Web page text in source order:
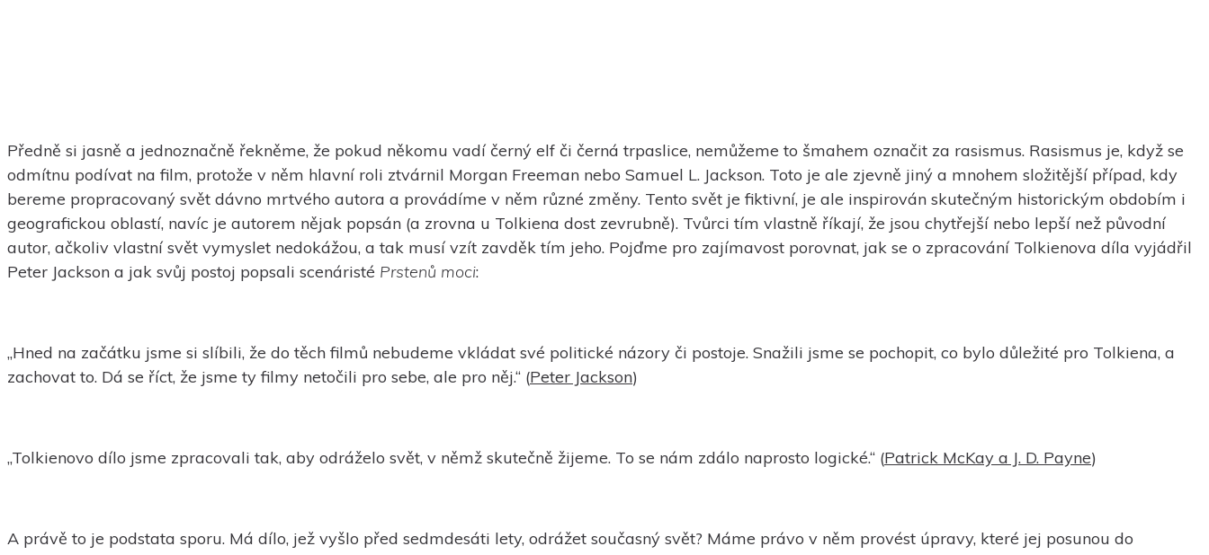
Předně si jasně a jednoznačně řekněme, že pokud někomu vadí černý elf či černá trpaslice, nemůžeme to šmahem označit za rasismus. Rasismus je, když se
odmítnu podívat na film, protože v něm hlavní roli ztvárnil Morgan Freeman nebo Samuel L. Jackson. Toto je ale zjevně jiný a mnohem složitější případ, kdy
bereme propracovaný svět dávno mrtvého autora a provádíme v něm různé změny. Tento svět je fiktivní, je ale inspirován skutečným historickým obdobím i
geografickou oblastí, navíc je autorem nějak popsán (a zrovna u Tolkiena dost zevrubně). Tvůrci tím vlastně říkají, že jsou chytřejší nebo lepší než původní
autor, ačkoliv vlastní svět vymyslet nedokážou, a tak musí vzít zavděk tím jeho. Pojďme pro zajímavost porovnat, jak se o zpracování Tolkienova díla vyjádřil
Peter Jackson a jak svůj postoj popsali scenáristé Prstenů moci:
„Hned na začátku jsme si slíbili, že do těch filmů nebudeme vkládat své politické názory či postoje. Snažili jsme se pochopit, co bylo důležité pro Tolkiena, a
zachovat to. Dá se říct, že jsme ty filmy netočili pro sebe, ale pro něj.“ (Peter Jackson)
„Tolkienovo dílo jsme zpracovali tak, aby odráželo svět, v němž skutečně žijeme. To se nám zdálo naprosto logické.“ (Patrick McKay a J. D. Payne)
A právě to je podstata sporu. Má dílo, jež vyšlo před sedmdesáti lety, odrážet současný svět? Máme právo v něm provést úpravy, které jej posunou do